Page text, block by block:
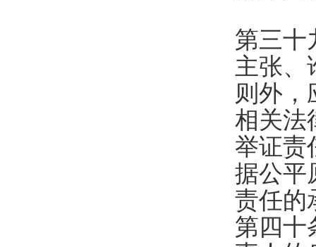
第三
主张、
则外，
相关法
举证责
据公平
责任的
第四